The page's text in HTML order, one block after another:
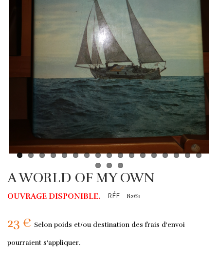
A WORLD OF MY OWN
OUVRAGE DISPONIBLE. RÉF 8261
23 € Selon poids et/ou destination des frais d'envoi
pourraient s'appliquer.